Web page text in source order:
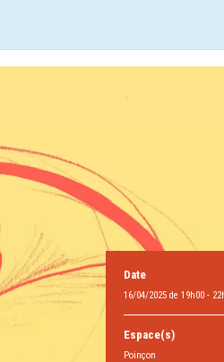
Date
16/04/2025 de 19h00 -
Espace(s)
Poinçon